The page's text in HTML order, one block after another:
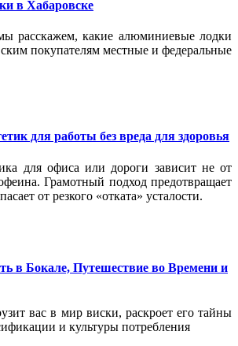
в Хабаровске
расскажем, какие алюминиевые лодки
покупателям местные и федеральные
для работы без вреда для здоровья
для офиса или дороги зависит не от
Грамотный подход предотвращает
от резкого «отката» усталости.
в Бокале, Путешествие во Времени и
вас в мир виски, раскроет его тайны
и культуры потребления